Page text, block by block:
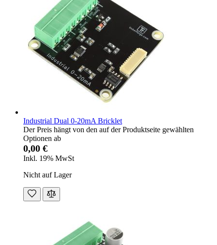
Industrial Dual 0-20mA Bricklet
Der Preis hängt von den auf der Produktseite gewählten
Optionen ab
0,00 €
Inkl. 19% MwSt
Nicht auf Lager